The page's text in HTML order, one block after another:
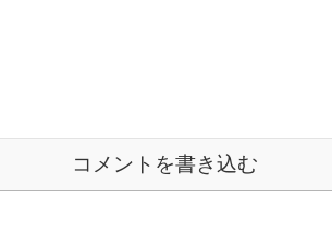
コメントを書き込む